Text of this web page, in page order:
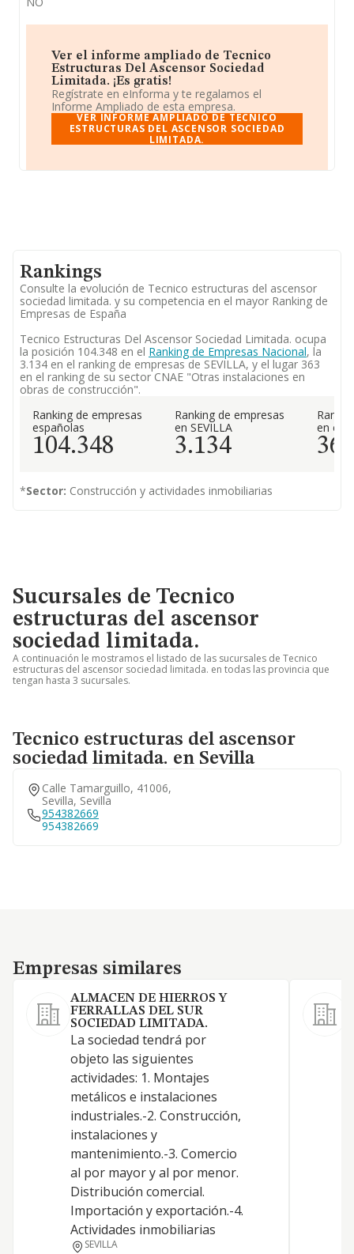
Ver el informe ampliado de Tecnico
Estructuras Del Ascensor Sociedad
Limitada. ¡Es gratis!
Regístrate en eInforma y te regalamos el
Informe Ampliado de esta empresa.
VER INFORME AMPLIADO DE TECNICO
ESTRUCTURAS DEL ASCENSOR SOCIEDAD
LIMITADA.
Rankings
Consulte la evolución de Tecnico estructuras del ascensor
sociedad limitada. y su competencia en el mayor Ranking de
Empresas de España
Tecnico Estructuras Del Ascensor Sociedad Limitada. ocupa
la posición 104.348 en el Ranking de Empresas Nacional, la
3.134 en el ranking de empresas de SEVILLA, y el lugar 363
en el ranking de su sector CNAE "Otras instalaciones en
obras de construcción".
Ranking de empresas
españolas
104.348
Ranking de empresas
en SEVILLA
3.134
en el
363
*Sector: Construcción y actividades inmobiliarias
Sucursales de Tecnico
estructuras del ascensor
sociedad limitada.
A continuación le mostramos el listado de las sucursales de Tecnico
estructuras del ascensor sociedad limitada. en todas las provincia que
tengan hasta 3 sucursales.
Tecnico estructuras del ascensor
sociedad limitada. en Sevilla
Calle Tamarguillo, 41006,
Sevilla, Sevilla
954382669
954382669
Empresas similares
Empresas similares
ALMACEN DE HIERROS Y
FERRALLAS DEL SUR
SOCIEDAD LIMITADA.
La sociedad tendrá por
objeto las siguientes
actividades: 1. Montajes
metálicos e instalaciones
industriales.-2. Construcción,
instalaciones y
mantenimiento.-3. Comercio
al por mayor y al por menor.
Distribución comercial.
Importación y exportación.-4.
Actividades inmobiliarias
SEVILLA